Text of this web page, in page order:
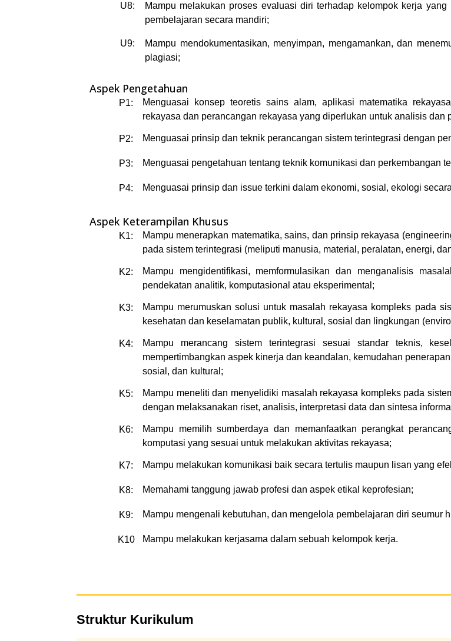
U8:
Mampu melakukan proses evaluasi diri terhadap kelompok kerja
pembelajaran secara mandiri;
U9:
Mampu mendokumentasikan, menyimpan, mengamankan, dan
plagiasi;
Aspek Pengetahuan
P1:
Menguasai konsep teoretis sains alam, aplikasi matematika
rekayasa dan perancangan rekayasa yang diperlukan untuk analisis dan
P2: Menguasai prinsip dan teknik perancangan sistem terintegrasi dengan
P3: Menguasai pengetahuan tentang teknik komunikasi dan perkembangan
P4: Menguasai prinsip dan issue terkini dalam ekonomi, sosial, ekologi
Aspek Keterampilan Khusus
K1:
Mampu menerapkan matematika, sains, dan prinsip rekayasa
pada sistem terintegrasi (meliputi manusia, material, peralatan, energi,
K2:
Mampu mengidentifikasi, memformulasikan dan menganalisis
pendekatan analitik, komputasional atau eksperimental;
K3:
Mampu merumuskan solusi untuk masalah rekayasa kompleks pada
kesehatan dan keselamatan publik, kultural, sosial dan lingkungan
K4:
Mampu merancang sistem terintegrasi sesuai standar teknis,
mempertimbangkan aspek kinerja dan keandalan, kemudahan
sosial, dan kultural;
K5:
Mampu meneliti dan menyelidiki masalah rekayasa kompleks pada
dengan melaksanakan riset, analisis, interpretasi data dan sintesa
K6:
Mampu memilih sumberdaya dan memanfaatkan perangkat
komputasi yang sesuai untuk melakukan aktivitas rekayasa;
K7: Mampu melakukan komunikasi baik secara tertulis maupun lisan yang
K8: Memahami tanggung jawab profesi dan aspek etikal keprofesian;
K9: Mampu mengenali kebutuhan, dan mengelola pembelajaran diri seumur
K10
Mampu melakukan kerjasama dalam sebuah kelompok kerja.
Struktur Kurikulum